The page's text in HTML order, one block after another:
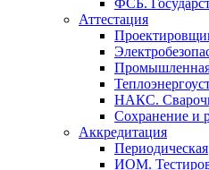
ФСБ.
Аттестация
Промышленная
НАКС.
Сохранение и
Аккредитация
Периодическая
ИОМ.